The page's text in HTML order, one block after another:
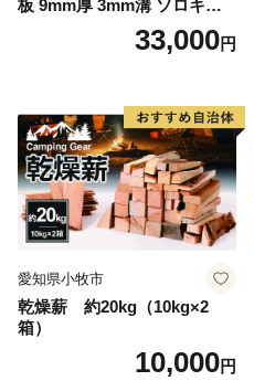
板 9mm厚 3mm溝 ソロキャ
ンプ用 専用ハンドル付き ス
ノーピーク アルミパーソナ
33,000円
愛知県小牧市
乾燥薪 約20kg（10kg×2
箱）
10,000円